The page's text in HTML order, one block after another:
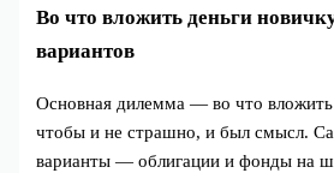
Во что вложить деньги
вариантов
Основная дилемма — во что вложить
чтобы и не страшно, и был смысл.
варианты — облигации и фонды на